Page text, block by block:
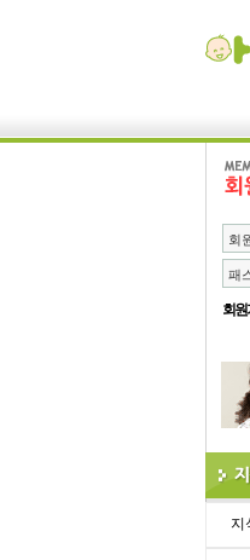
회
패
회
지